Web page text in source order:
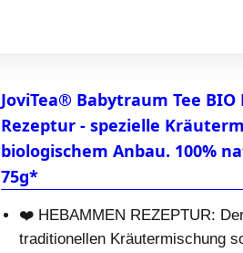
JoviTea® Babytraum Tee
Rezeptur - spezielle
biologischem Anbau. 100%
75g*
❤️ HEBAMMEN REZEPTUR:
traditionellen Kräutermischung